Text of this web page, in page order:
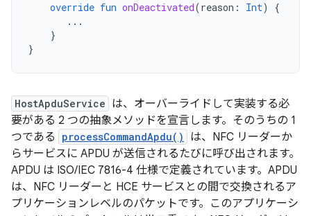
override fun onDeactivated(reason : Int)
{
...
}
}
HostApduService は、オーバーライドして実装する必
要がある 2 つの抽象メソッドを宣言します。そのうちの 1
つである
processCommandApdu()
は、NFC リーダーか
らサービスに APDU が送信されるたびに呼び出されます。
APDU は ISO/IEC 7816-4 仕様で定義されています。APDU
は、NFC リーダーと HCE サービスとの間で交換されるア
プリケーションレベルのパケットです。このアプリケーシ